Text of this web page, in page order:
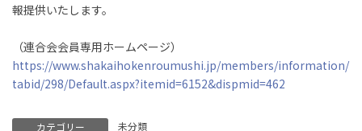
報提供いたします。
（連合会会員専用ホームページ）
https://www.shakaihokenroumushi.jp/members/information/
tabid/298/Default.aspx?itemid=6152&dispmid=462
カテゴリー 未分類